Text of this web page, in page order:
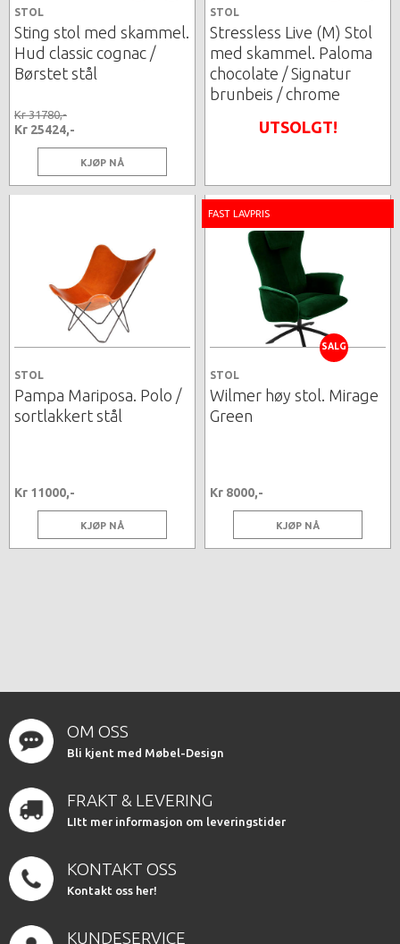
STOL
Sting stol med skammel.
Hud classic cognac /
Børstet stål
Kr 31780,-
Kr 25424,-
KJØP NÅ
STOL
Stressless Live (M) Stol
med skammel. Paloma
chocolate / Signatur
brunbeis / chrome
UTSOLGT!
STOL
Pampa Mariposa. Polo /
sortlakkert stål
Kr 11000,-
KJØP NÅ
FAST LAVPRIS
SALG
STOL
Wilmer høy stol. Mirage
Green
Kr 8000,-
KJØP NÅ
OM OSS
Bli kjent med Møbel-Design
FRAKT & LEVERING
LItt mer informasjon om leveringstider
KONTAKT OSS
Kontakt oss her!
KUNDESERVICE